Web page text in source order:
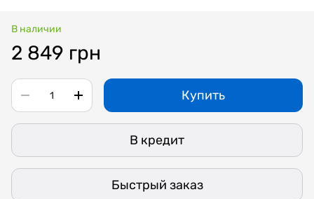
В наличии
2 849 грн
Купить
В кредит
Быстрый заказ